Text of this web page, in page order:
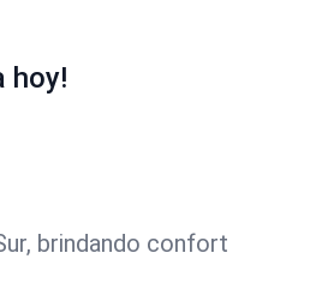
hoy!
brindando confort